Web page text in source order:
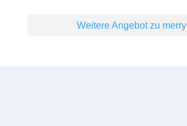
Weitere Angebot zu merryll